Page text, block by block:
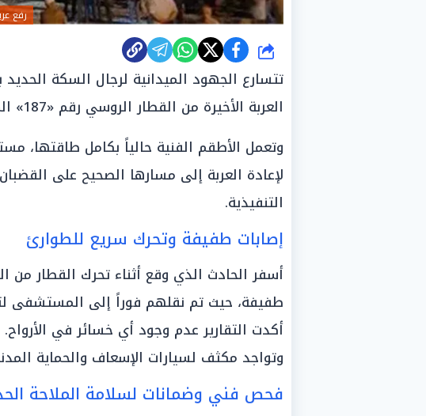
رفع عربة قطار 187
شارك
تتسارع الجهود الميدانية لرجال السكة
العربة الأخيرة من القطار الروسي رقم «187» المتجه إلى القاهرة.
وتعمل الأطقم الفنية حالياً بكامل طاقتها،
لإعادة العربة إلى مسارها الصحيح على
التنفيذية.
إصابات طفيفة وتحرك سريع للطوارئ
طفيفة، حيث تم نقلهم فوراً إلى المستشفى
أكدت التقارير عدم وجود أي خسائر في
وتواجد مكثف لسيارات الإسعاف والحماية
فحص فني وضمانات لسلامة الملاحة